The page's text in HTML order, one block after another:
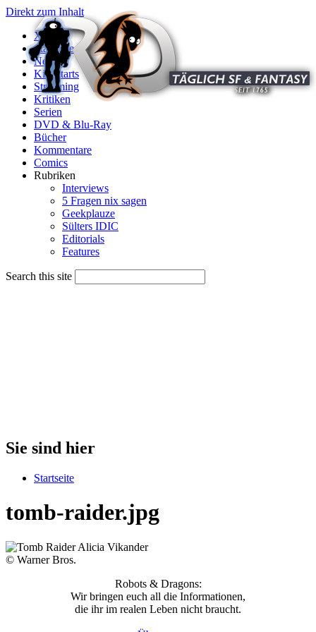
Direkt zum Inhalt
X
Startseite
News
Kinostarts
Streaming
Kritiken
Serien
DVD & Blu-Ray
Bücher
Kommentare
Comics
Rubriken
Interviews
5 Fragen nix sagen
Geekplauze
Sülters IDIC
Editorials
Features
Search this site
Sie sind hier
Startseite
tomb-raider.jpg
© Warner Bros.
Robots & Dragons:
Wir bringen euch all die Informationen,
die ihr im realen Leben nicht braucht.